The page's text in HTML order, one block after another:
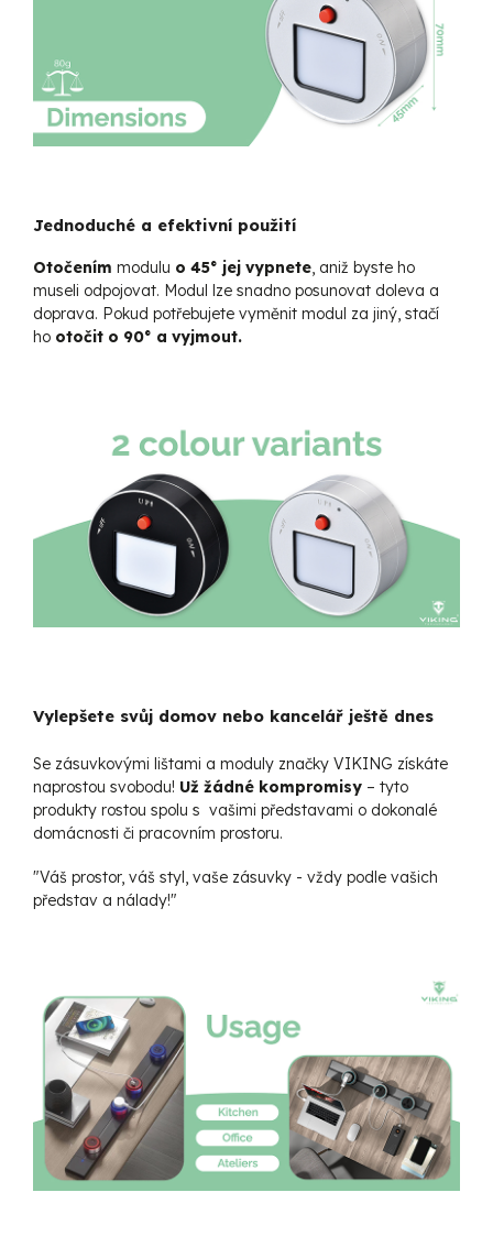
Jednoduché a efektivní použití
Otočením modulu o 45° jej vypnete, aniž byste ho
museli odpojovat. Modul lze snadno posunovat doleva a
doprava. Pokud potřebujete vyměnit modul za jiný, stačí
ho otočit o 90° a vyjmout.
Vylepšete svůj domov nebo kancelář ještě dnes
Se zásuvkovými lištami a moduly značky VIKING získáte
naprostou svobodu! Už žádné kompromisy – tyto
produkty rostou spolu s vašimi představami o dokonalé
domácnosti či pracovním prostoru.
"Váš prostor, váš styl, vaše zásuvky - vždy podle vašich
představ a nálady!"